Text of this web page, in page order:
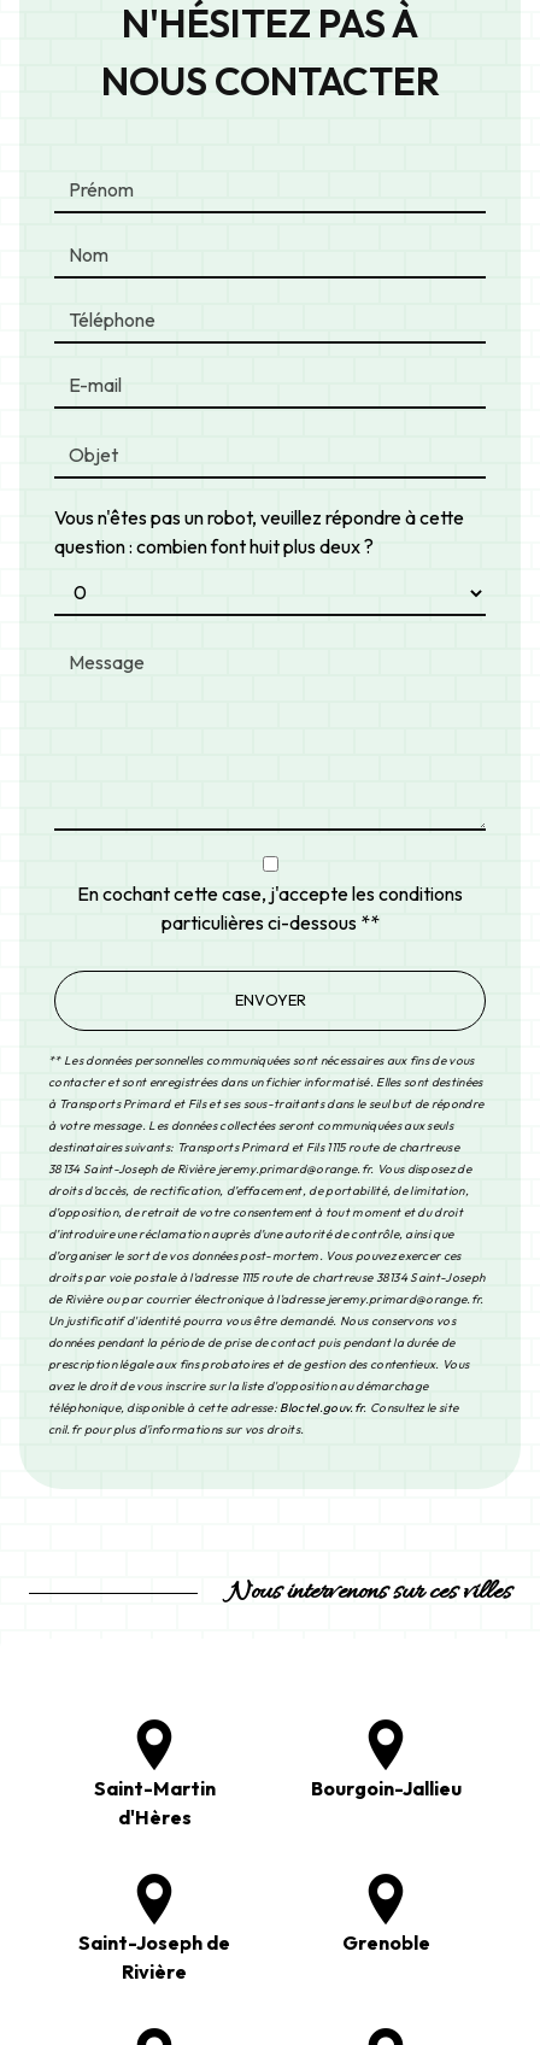
N'HÉSITEZ PAS À
NOUS CONTACTER
Vous n'êtes pas un robot, veuillez répondre à cette
question : combien font huit plus deux ?
En cochant cette case, j'accepte les conditions
particulières ci-dessous **
ENVOYER
** Les données personnelles communiquées sont nécessaires aux fins de vous
contacter et sont enregistrées dans un fichier informatisé. Elles sont destinées
à Transports Primard et Fils et ses sous-traitants dans le seul but de répondre
à votre message. Les données collectées seront communiquées aux seuls
destinataires suivants: Transports Primard et Fils 1115 route de chartreuse
38134 Saint-Joseph de Rivière jeremy.primard@orange.fr. Vous disposez de
droits d’accès, de rectification, d’effacement, de portabilité, de limitation,
d’opposition, de retrait de votre consentement à tout moment et du droit
d’introduire une réclamation auprès d’une autorité de contrôle, ainsi que
d’organiser le sort de vos données post-mortem. Vous pouvez exercer ces
droits par voie postale à l'adresse 1115 route de chartreuse 38134 Saint-Joseph
de Rivière ou par courrier électronique à l'adresse jeremy.primard@orange.fr.
Un justificatif d'identité pourra vous être demandé. Nous conservons vos
données pendant la période de prise de contact puis pendant la durée de
prescription légale aux fins probatoires et de gestion des contentieux. Vous
avez le droit de vous inscrire sur la liste d'opposition au démarchage
téléphonique, disponible à cette adresse: Bloctel.gouv.fr. Consultez le site
cnil.fr pour plus d’informations sur vos droits.
Nous intervenons sur ces villes
Saint-Martin
d'Hères
Bourgoin-Jallieu
Saint-Joseph de
Rivière
Grenoble